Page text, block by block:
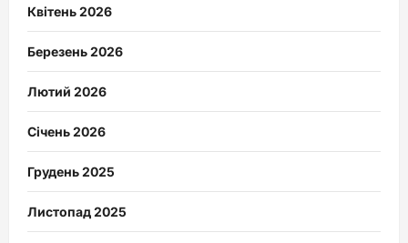
Квітень 2026
Березень 2026
Лютий 2026
Січень 2026
Грудень 2025
Листопад 2025